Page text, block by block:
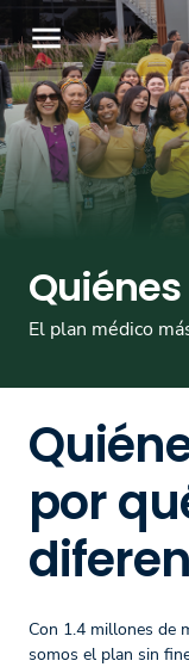
menu
El plan médico
por
Con 1.4 millones de
somos el plan sin